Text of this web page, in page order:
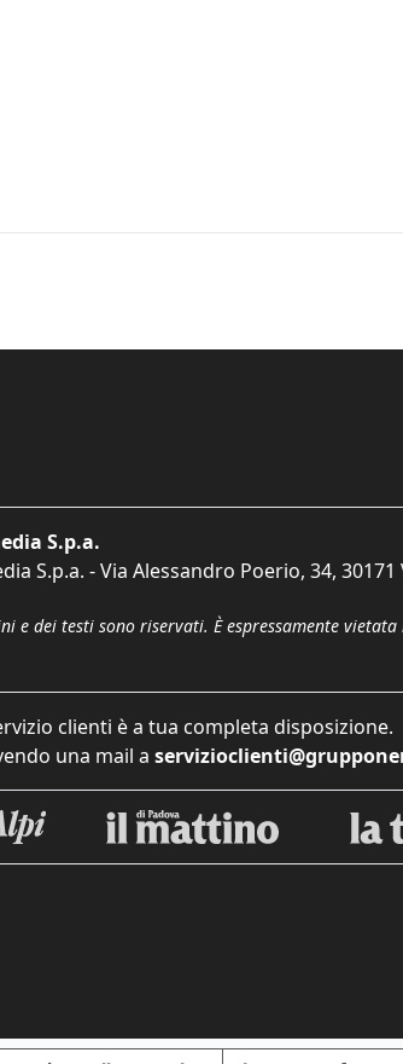
S.p.a.
S.p.a. - Via Alessandro Poerio, 34, 30171
e dei testi sono riservati. È espressamente
clienti è a tua completa disposizione.
una mail a